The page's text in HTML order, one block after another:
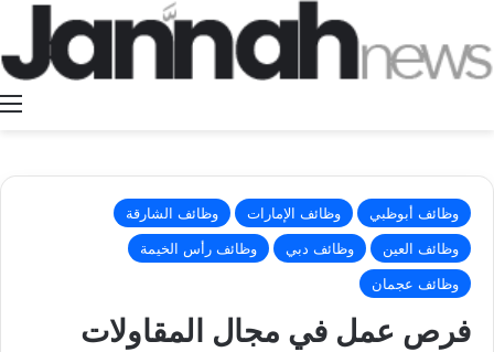
وظائف أبوظبي وظائف الإمارات
وظائف الشارقة
وظائف العين
وظائف دبي
وظائف رأس الخيمة
وظائف عجمان
فرص عمل في مجال المقاولات